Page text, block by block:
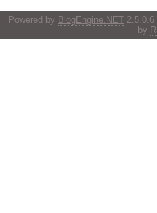
Powered by BlogEngine.NET 2.5.0.6
by